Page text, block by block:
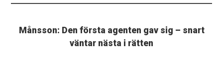
Månsson: Den första agenten gav sig – snart
väntar nästa i rätten